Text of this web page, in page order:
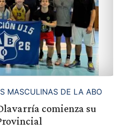
MASCULINAS DE LA ABO
comienza su